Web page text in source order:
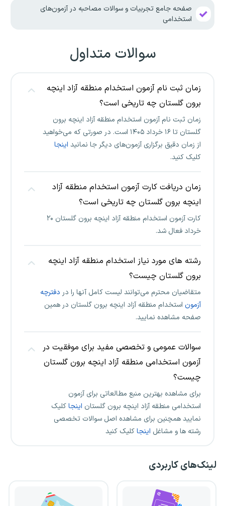
صفحه جامع تجربیات و سوالات مصاحبه در آزمون‌های
استخدامی
سوالات متداول
زمان ثبت نام آزمون استخدام منطقه آزاد اینچه
برون گلستان چه تاریخی است؟
زمان ثبت نام آزمون استخدام منطقه آزاد اینچه برون
گلستان تا ۱۶ خرداد ۱۴۰۵ است. در صورتی که می‌خواهید
از زمان دقیق برگزاری آزمون‌های دیگر جا نمانید اینجا
کلیک کنید.
زمان دریافت کارت آزمون استخدام منطقه آزاد
اینچه برون گلستان چه تاریخی است؟
کارت آزمون استخدام منطقه آزاد اینچه برون گلستان ۲۰
خرداد فعال شد.
رشته های مورد نیاز استخدام منطقه آزاد اینچه
برون گلستان چیست؟
متقاضیان محترم می‌توانند لیست کامل آنها را در دفترچه
آزمون استخدام منطقه آزاد اینچه برون گلستان در همین
صفحه مشاهده نمایید.
سوالات عمومی و تخصصی مفید برای موفقیت در
آزمون استخدامی منطقه آزاد اینچه برون گلستان
چیست؟
برای مشاهده بهترین منبع مطالعاتی برای آزمون
استخدامی منطقه آزاد اینچه برون گلستان اینجاکلیک
نمایید همچنین برای مشاهده اصل سوالات تخصصی
رشته ها و مشاغل اینجاکلیک کنید
لینک‌های کاربردی